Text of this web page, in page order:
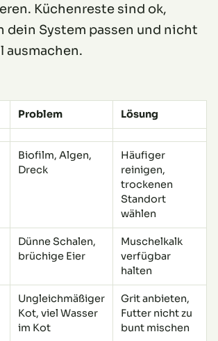
Küchenreste sind ok,
dein System passen und nicht
ausmachen.
Problem Lösung
Biofilm, Algen,
Dreck
Häufiger
reinigen,
trockenen
Standort
wählen
Dünne Schalen,
brüchige Eier
Muschelkalk
verfügbar
halten
Ungleichmäßiger
Kot, viel Wasser
im Kot
Grit anbieten,
Futter nicht zu
bunt mischen